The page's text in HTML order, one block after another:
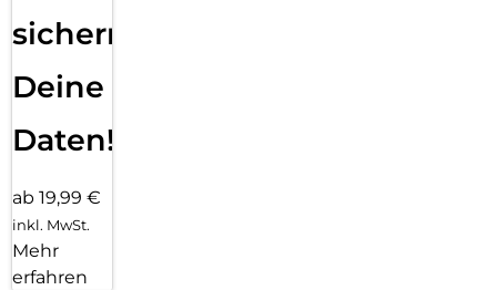
sichern
Deine
Daten!
ab 19,99 €
inkl. MwSt.
Mehr
erfahren